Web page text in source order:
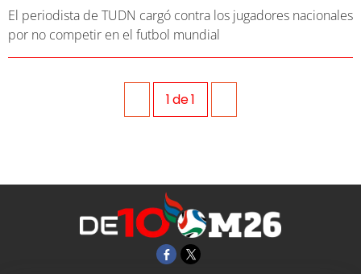
El periodista de TUDN cargó contra los jugadores nacionales
por no competir en el futbol mundial
1de1